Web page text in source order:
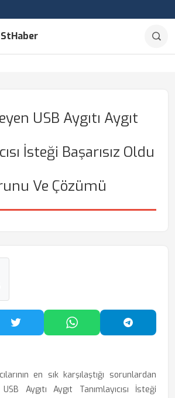
StHaber
USB Aygıtı Aygıt
İsteği Başarısız Oldu
Ve Çözümü
Paylaş
Twitter'da PaylaşWhatsApp'ta Paylaş
en sık karşılaştığı sorunlardan
Aygıtı Aygıt Tanımlayıcısı İsteği